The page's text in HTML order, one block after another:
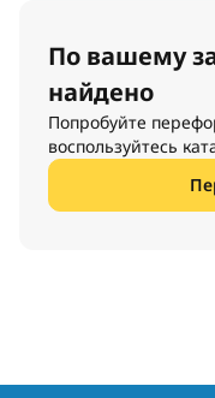
По вашему
найдено
Попробуйте
воспользуйтесь